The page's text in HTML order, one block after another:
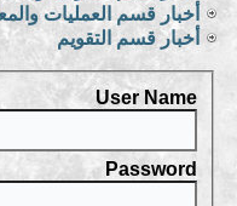
أخبار قسم العمليات
أخبار قسم التقويم
User Name
Password